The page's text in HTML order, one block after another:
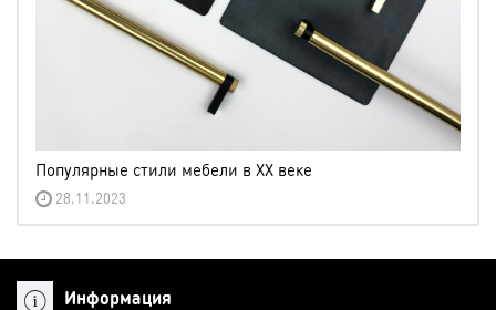
Популярные стили мебели в XX веке
28.11.2023
Информация